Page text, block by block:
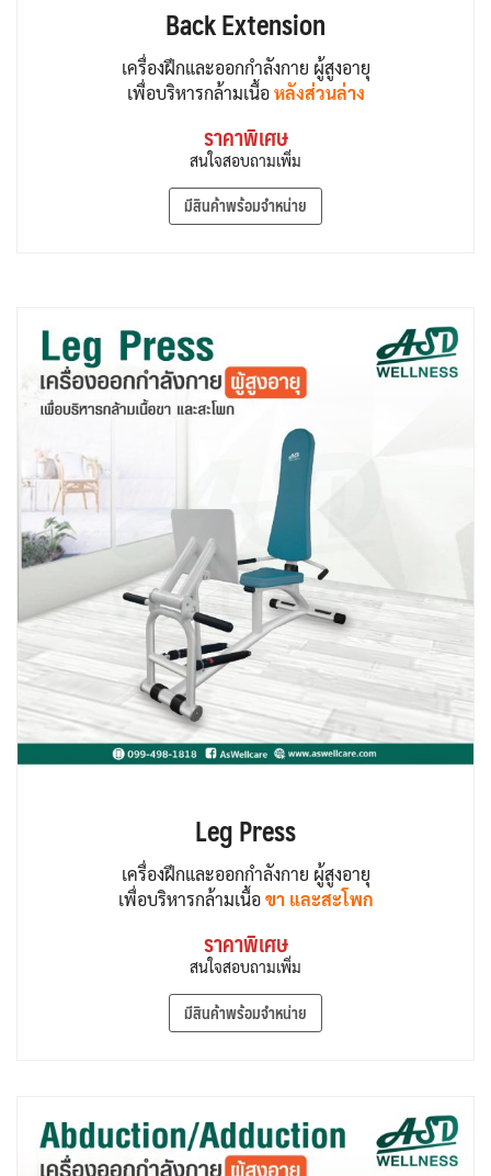
Back Extension
เครื่องฝึกและออกกำลังกาย ผู้สูงอายุ
เพื่อบริหารกล้ามเนื้อหลังส่วนล่าง
ราคาพิเศษ
สนใจสอบถามเพิ่ม
มีสินค้าพร้อมจำหน่าย
Leg Press
เครื่องฝึกและออกกำลังกาย ผู้สูงอายุ
เพื่อบริหารกล้ามเนื้อขา และสะโพก
ราคาพิเศษ
สนใจสอบถามเพิ่ม
มีสินค้าพร้อมจำหน่าย